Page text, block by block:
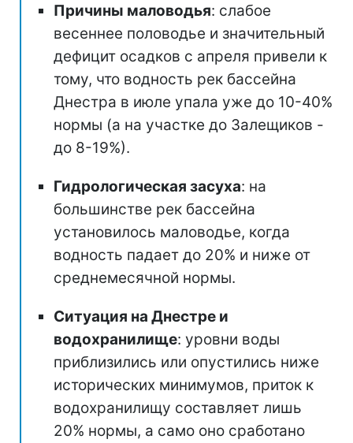
Причины маловодья: слабое
весеннее половодье и значительный
дефицит осадков с апреля привели к
тому, что водность рек бассейна
Днестра в июле упала уже до 10-40%
нормы (а на участке до Залещиков -
до 8-19%).
Гидрологическая засуха: на
большинстве рек бассейна
установилось маловодье, когда
водность падает до 20% и ниже от
среднемесячной нормы.
Ситуация на Днестре и
водохранилище: уровни воды
приблизились или опустились ниже
исторических минимумов, приток к
водохранилищу составляет лишь
20% нормы, а само оно сработано